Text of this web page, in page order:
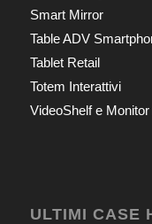
Smart Mirror
Table ADV
Tablet Retail
Totem Interattivi
VideoShelf e Monitor
ULTIMI CASE